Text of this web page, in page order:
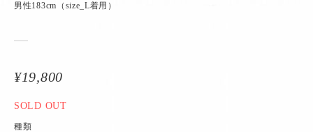
男性183cm（size_L着用）
¥19,800
SOLD OUT
種類